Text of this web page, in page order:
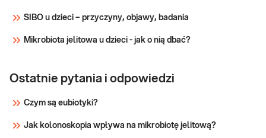
SIBO u dzieci – przyczyny, objawy, badania
Mikrobiota jelitowa u dzieci - jak o nią dbać?
Ostatnie pytania i odpowiedzi
Czym są eubiotyki?
Jak kolonoskopia wpływa na mikrobiotę jelitową?